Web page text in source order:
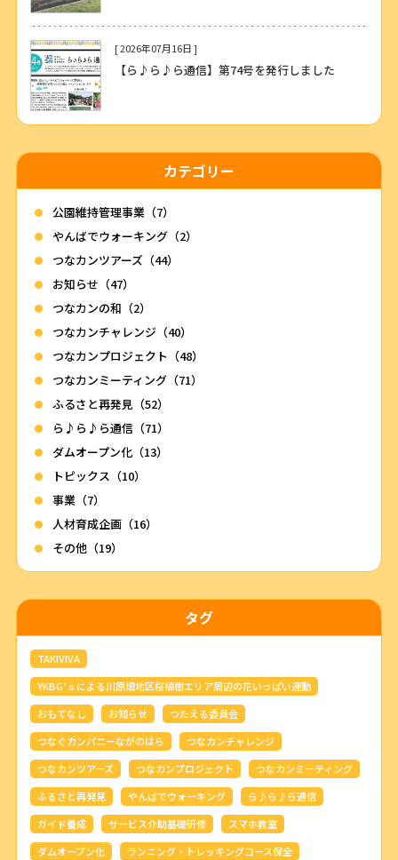
[ 2026年07月16日 ]
【ら♪ら♪ら通信】第74号を発行しました
カテゴリー
公園維持管理事業（7）
やんばでウォーキング（2）
つなカンツアーズ（44）
お知らせ（47）
つなカンの和（2）
つなカンチャレンジ（40）
つなカンプロジェクト（48）
つなカンミーティング（71）
ふるさと再発見（52）
ら♪ら♪ら通信（71）
ダムオープン化（13）
トピックス（10）
事業（7）
人材育成企画（16）
その他（19）
タグ
TAKIVIVA
YKBG’ｓによる川原畑地区桜植樹エリア周辺の花いっぱい運動
おもてなし
お知らせ
つたえる委員会
つなぐカンパニーながのはら
つなカンチャレンジ
つなカンツアーズ
つなカンプロジェクト
つなカンミーティング
ふるさと再発見
やんばでウォーキング
ら♪ら♪ら通信
ガイド養成
サービス介助基礎研修
スマホ教室
ダムオープン化
ランニング・トレッキングコース保全